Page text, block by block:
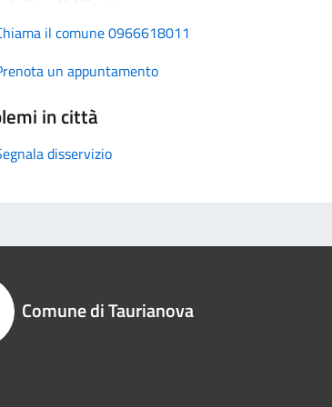
il comune 0966618011
un appuntamento
in città
disservizio
Comune di Taurianova